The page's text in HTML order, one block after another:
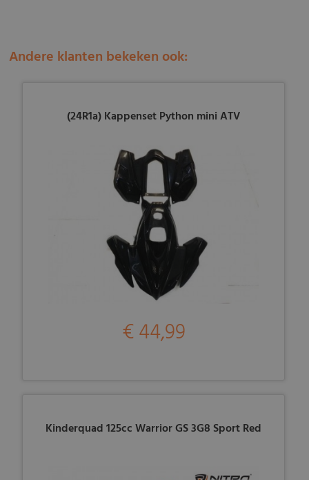
Andere klanten bekeken ook:
(24R1a) Kappenset Python mini ATV
€ 44,99
Kinderquad 125cc Warrior GS 3G8 Sport Red